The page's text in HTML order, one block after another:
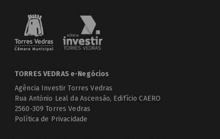
TORRES VEDRAS e-Negócios
Agência Investir Torres Vedras
Rua António Leal da Ascensão, Edifício CAERO
2560-309 Torres Vedras
Política de Privacidade